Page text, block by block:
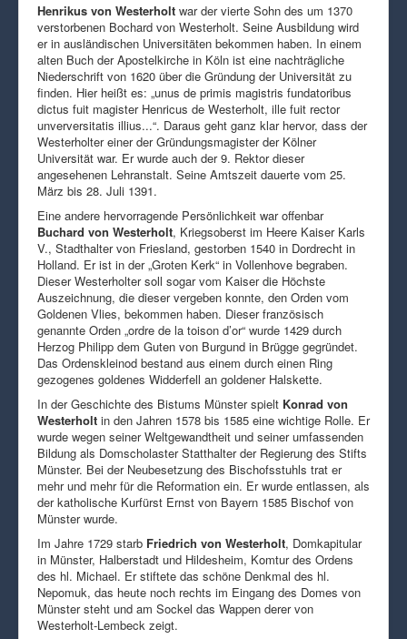
Henrikus von Westerholt war der vierte Sohn des um 1370
verstorbenen Bochard von Westerholt. Seine Ausbildung wird
er in ausländischen Universitäten bekommen haben. In einem
alten Buch der Apostelkirche in Köln ist eine nachträgliche
Niederschrift von 1620 über die Gründung der Universität zu
finden. Hier heißt es: „unus de primis magistris fundatoribus
dictus fuit magister Henricus de Westerholt, ille fuit rector
unverversitatis illius...“. Daraus geht ganz klar hervor, dass der
Westerholter einer der Gründungsmagister der Kölner
Universität war. Er wurde auch der 9. Rektor dieser
angesehenen Lehranstalt. Seine Amtszeit dauerte vom 25.
März bis 28. Juli 1391.
Eine andere hervorragende Persönlichkeit war offenbar
Buchard von Westerholt, Kriegsoberst im Heere Kaiser Karls
V., Stadthalter von Friesland, gestorben 1540 in Dordrecht in
Holland. Er ist in der „Groten Kerk“ in Vollenhove begraben.
Dieser Westerholter soll sogar vom Kaiser die Höchste
Auszeichnung, die dieser vergeben konnte, den Orden vom
Goldenen Vlies, bekommen haben. Dieser französisch
genannte Orden „ordre de la toison d’or“ wurde 1429 durch
Herzog Philipp dem Guten von Burgund in Brügge gegründet.
Das Ordenskleinod bestand aus einem durch einen Ring
gezogenes goldenes Widderfell an goldener Halskette.
In der Geschichte des Bistums Münster spielt Konrad von
Westerholt in den Jahren 1578 bis 1585 eine wichtige Rolle. Er
wurde wegen seiner Weltgewandtheit und seiner umfassenden
Bildung als Domscholaster Statthalter der Regierung des Stifts
Münster. Bei der Neubesetzung des Bischofsstuhls trat er
mehr und mehr für die Reformation ein. Er wurde entlassen, als
der katholische Kurfürst Ernst von Bayern 1585 Bischof von
Münster wurde.
Im Jahre 1729 starb Friedrich von Westerholt, Domkapitular
in Münster, Halberstadt und Hildesheim, Komtur des Ordens
des hl. Michael. Er stiftete das schöne Denkmal des hl.
Nepomuk, das heute noch rechts im Eingang des Domes von
Münster steht und am Sockel das Wappen derer von
Westerholt-Lembeck zeigt.